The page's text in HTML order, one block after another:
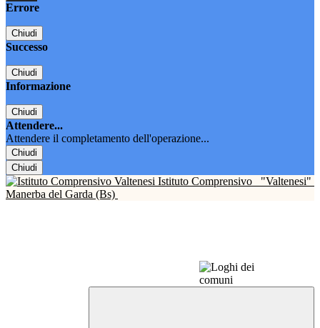
Errore
Chiudi
Successo
Chiudi
Informazione
Chiudi
Attendere...
Attendere il completamento dell'operazione...
Chiudi
Chiudi
Istituto Comprensivo
"Valtenesi"
Manerba del Garda (Bs)